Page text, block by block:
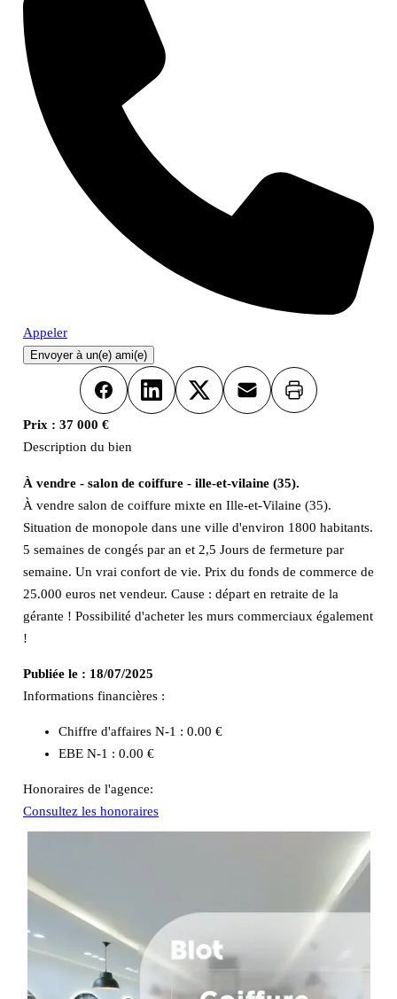
Appeler
Envoyer à un(e) ami(e)
FacebookLinkedInX Email Imprimer
Prix : 37 000 €
Description du bien
À vendre - salon de coiffure - ille-et-vilaine (35).
À vendre salon de coiffure mixte en Ille-et-Vilaine (35).
Situation de monopole dans une ville d'environ 1800 habitants.
5 semaines de congés par an et 2,5 Jours de fermeture par
semaine. Un vrai confort de vie. Prix du fonds de commerce de
25.000 euros net vendeur. Cause : départ en retraite de la
gérante ! Possibilité d'acheter les murs commerciaux également
!
Publiée le : 18/07/2025
Informations financières :
Chiffre d'affaires N-1 : 0.00 €
EBE N-1 : 0.00 €
Honoraires de l'agence:
Consultez les honoraires